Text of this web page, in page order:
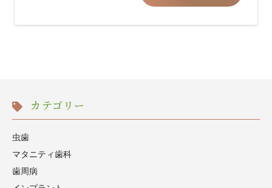
カテゴリー
虫歯
マタニティ歯科
歯周病